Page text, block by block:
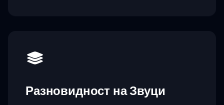
Разновидност на Звуци